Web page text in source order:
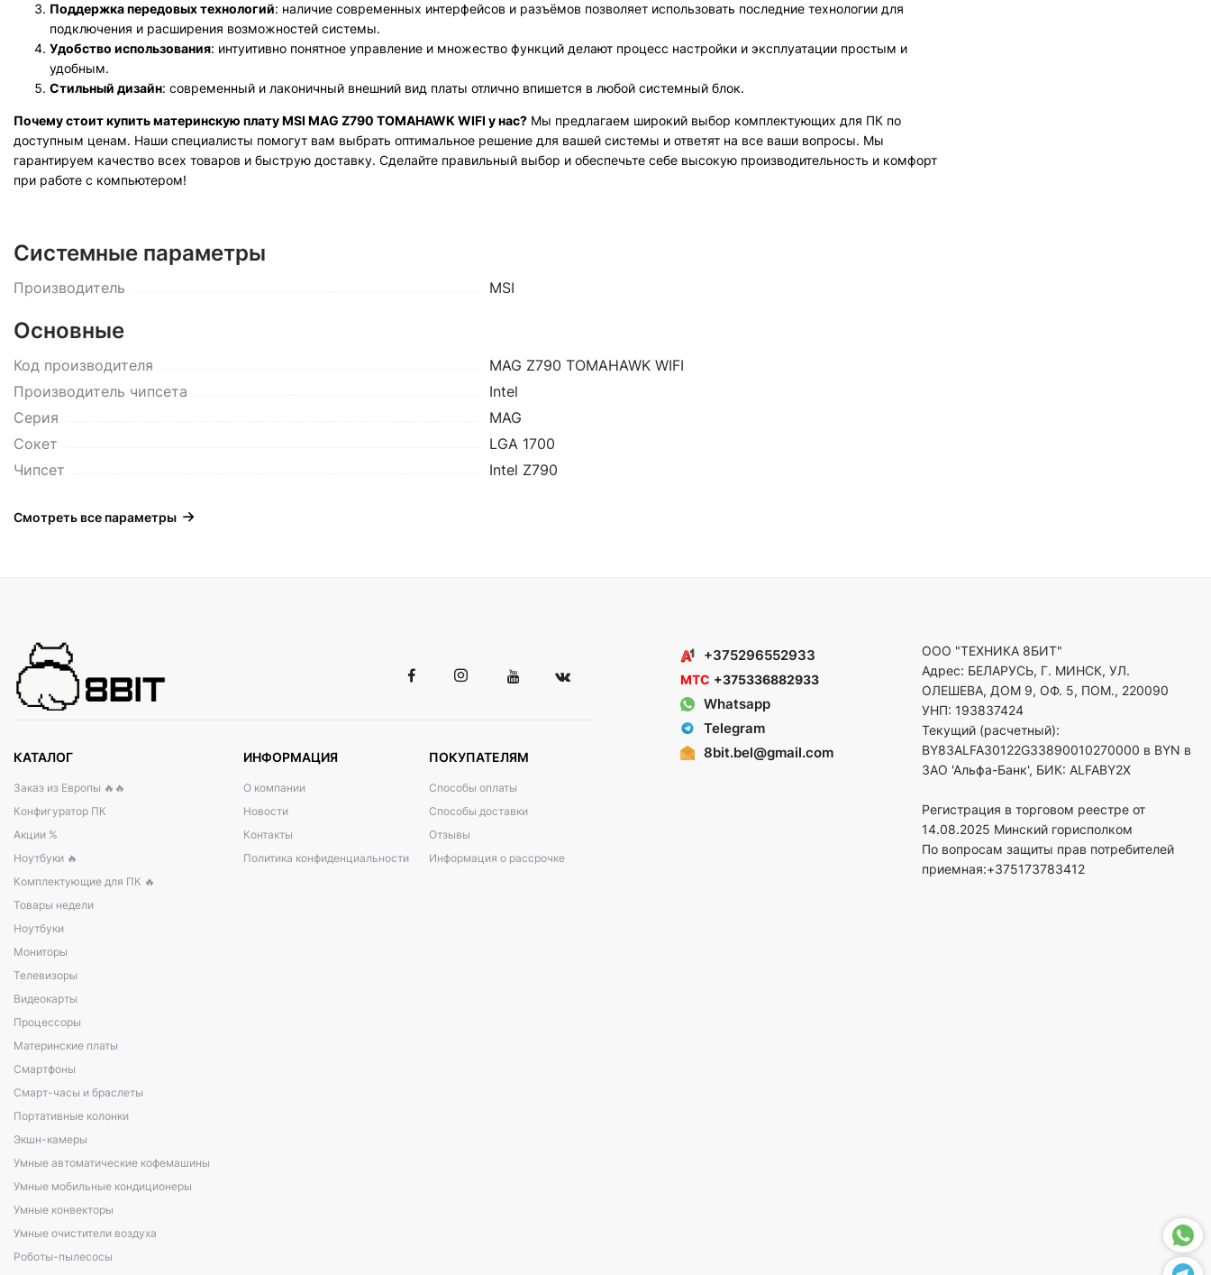
Поддержка передовых технологий: наличие современных интерфейсов и разъёмов позволяет использовать последние технологии для
подключения и расширения возможностей системы.
Удобство использования: интуитивно понятное управление и множество функций делают процесс настройки и эксплуатации простым и
удобным.
Стильный дизайн: современный и лаконичный внешний вид платы отлично впишется в любой системный блок.
Почему стоит купить материнскую плату MSI MAG Z790 TOMAHAWK WIFI у нас? Мы предлагаем широкий выбор комплектующих для ПК по
доступным ценам. Наши специалисты помогут вам выбрать оптимальное решение для вашей системы и ответят на все ваши вопросы. Мы
гарантируем качество всех товаров и быструю доставку. Сделайте правильный выбор и обеспечьте себе высокую производительность и комфорт
при работе с компьютером!
Системные параметры
Производитель MSI
Основные
Код производителя
MAG Z790 TOMAHAWK WIFI
Производитель чипсета
Intel
Серия
MAG
Сокет
LGA 1700
Чипсет
Intel Z790
Смотреть все параметры
КАТАЛОГ
Заказ из Европы 🔥🔥
Конфигуратор ПК
Акции %
Ноутбуки 🔥
Комплектующие для ПК 🔥
Товары недели
Ноутбуки
Мониторы
Телевизоры
Видеокарты
Процессоры
Материнские платы
Смартфоны
Смарт-часы и браслеты
Портативные колонки
Экшн-камеры
Умные автоматические кофемашины
Умные мобильные кондиционеры
Умные конвекторы
Умные очистители воздуха
Роботы-пылесосы
ИНФОРМАЦИЯ
О компании
Новости
Контакты
Политика конфиденциальности
ПОКУПАТЕЛЯМ
Способы оплаты
Способы доставки
Отзывы
Информация о рассрочке
+375296552933
МТС +375336882933
Whatsapp
Telegram
8bit.bel@gmail.com
ООО "ТЕХНИКА 8БИТ"
Адрес: БЕЛАРУСЬ, Г. МИНСК, УЛ.
ОЛЕШЕВА, ДОМ 9, ОФ. 5, ПОМ., 220090
УНП: 193837424
Текущий (расчетный):
BY83ALFA30122G33890010270000 в BYN в
ЗАО 'Альфа-Банк', БИК: ALFABY2X
Регистрация в торговом реестре от
14.08.2025 Минский горисполком
По вопросам защиты прав потребителей
приемная:+375173783412